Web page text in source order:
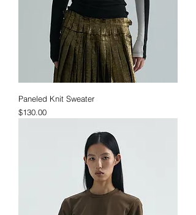
Paneled Knit Sweater
価格
$130.00